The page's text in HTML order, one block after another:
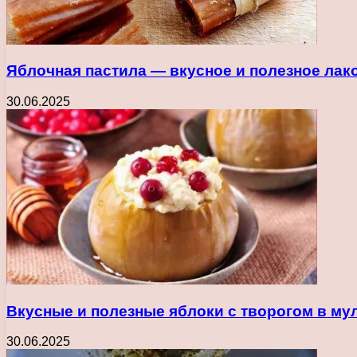
Яблочная пастила — вкусное и полезное
30.06.2025
Вкусные и полезные яблоки с творогом в
30.06.2025